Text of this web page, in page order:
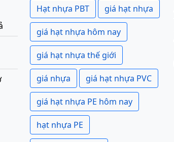
Hạt nhựa PBT giá hạt nhựa
giá hạt nhựa hôm nay
giá hạt nhựa thế giới
giá nhựa giá hạt nhựa PVC
giá hạt nhựa PE hôm nay
hạt nhựa PE